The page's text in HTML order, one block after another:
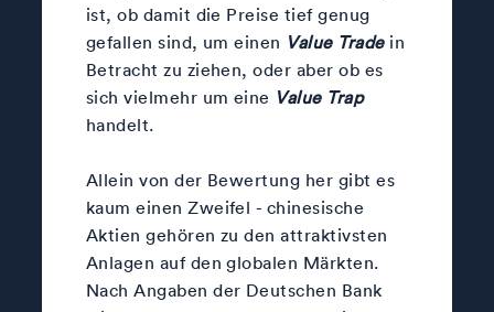
ist, ob damit die Preise tief genug
gefallen sind, um einen Value Tradein
Betracht zu ziehen, oder aber ob es
sich vielmehr um eine Value Trap
handelt.
Allein von der Bewertung her gibt es
kaum einen Zweifel - chinesische
Aktien gehören zu den attraktivsten
Anlagen auf den globalen Märkten.
Nach Angaben der Deutschen Bank